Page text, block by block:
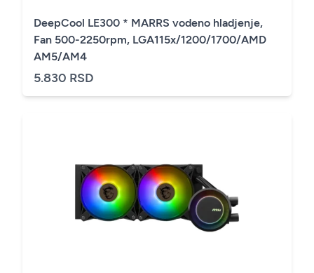
DeepCool LE300 * MARRS vodeno hladjenje,
Fan 500-2250rpm, LGA115x/1200/1700/AMD
AM5/AM4
5.830 RSD